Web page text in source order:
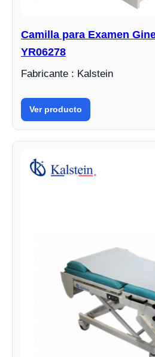
Camilla para Examen
YR06278
Fabricante : Kalstein
Ver producto